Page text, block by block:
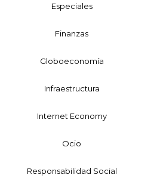
Especiales
Finanzas
Globoeconomía
Infraestructura
Internet Economy
Ocio
Responsabilidad Social